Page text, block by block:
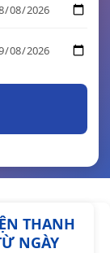
THANH
NGÀY